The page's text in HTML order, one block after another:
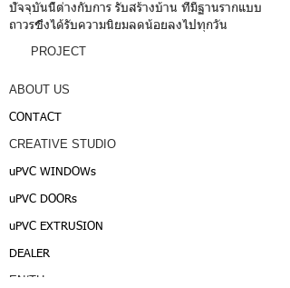
ปัจจุบันนี้ต่างกับการ รับสร้างบ้าน ที่มีฐานรากแบบ
ถาวรซึ่งได้รับความนิยมลดน้อยลงไปทุกวัน
PROJECT
EN/TH
CONTACT
uPVC WINDOWs
uPVC DOORs
uPVC EXTRUSION
ABOUT US
DEALER
CREATIVE STUDIO